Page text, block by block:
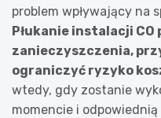
problem wpływający na
Płukanie instalacji CO
zanieczyszczenia,
ograniczyć ryzyko
wtedy, gdy zostanie
momencie i